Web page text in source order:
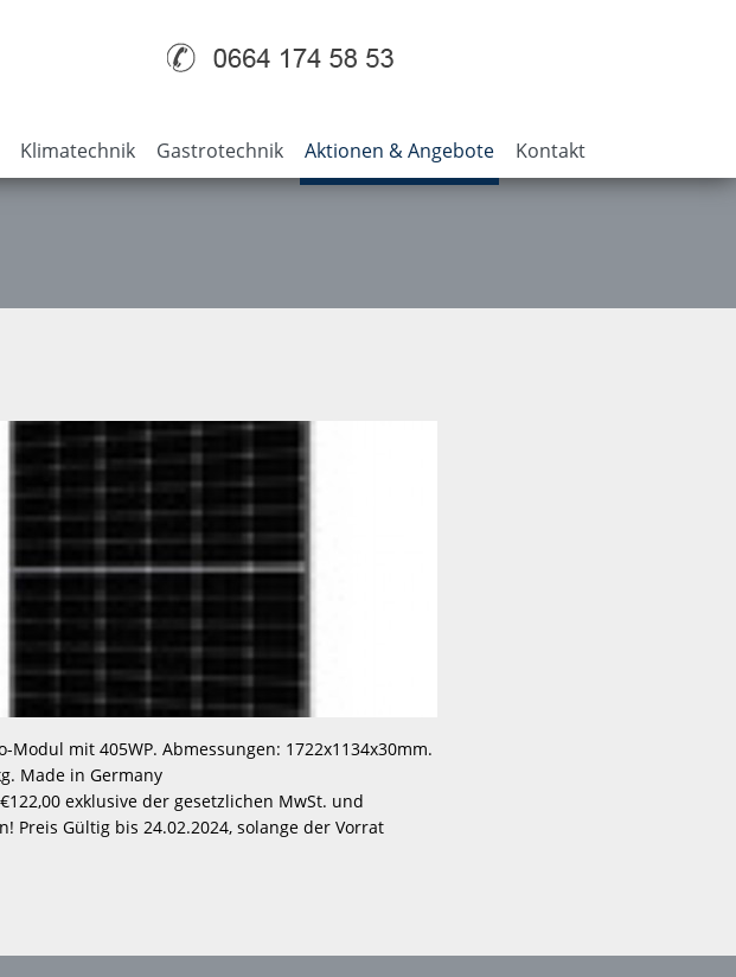
Klimatechnik Gastrotechnik Aktionen & Angebote Kontakt
Modul mit 405WP. Abmessungen: 1722x1134x30mm.
Made in Germany
exklusive der gesetzlichen MwSt. und
Preis Gültig bis 24.02.2024, solange der Vorrat